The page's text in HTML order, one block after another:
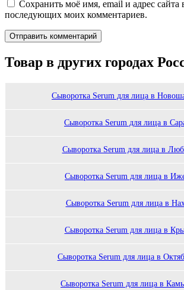
Сохранить моё имя, email и адрес сайта
последующих моих комментариев.
Товар в других городах
Сыворотка Serum для лица в
Сыворотка Serum для лица в
Сыворотка Serum для лица в
Сыворотка Serum для лица в
Сыворотка Serum для лица в
Сыворотка Serum для лица в
Сыворотка Serum для лица в
Сыворотка Serum для лица в